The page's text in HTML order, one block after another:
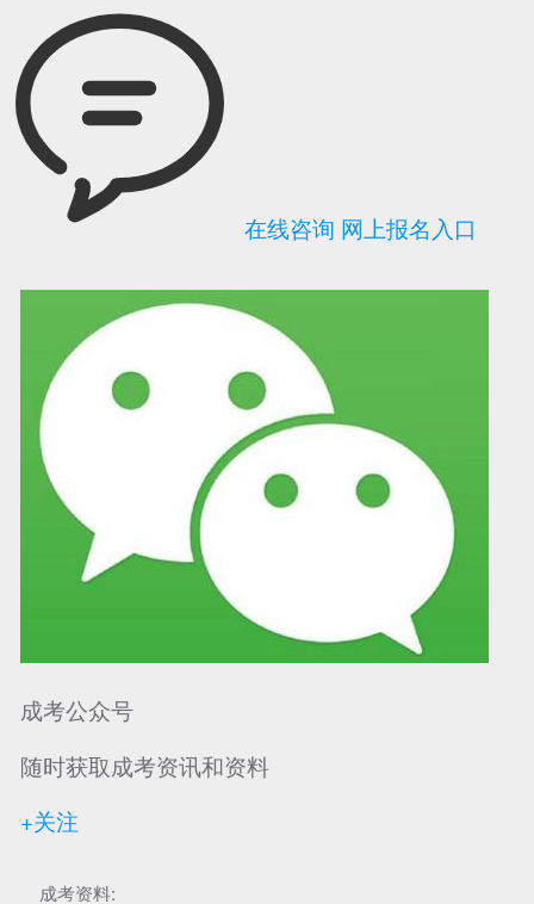
可信网站信用评 网络警察提醒你 诚信网站
在线咨询 网上报名入口
成考公众号
随时获取成考资讯和资料
+关注
成考资料: